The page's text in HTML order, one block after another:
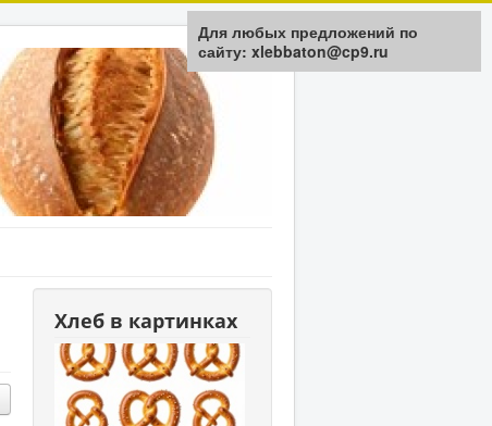
Хлеб в картинках
Для любых предложений по
сайту: xlebbaton@cp9.ru